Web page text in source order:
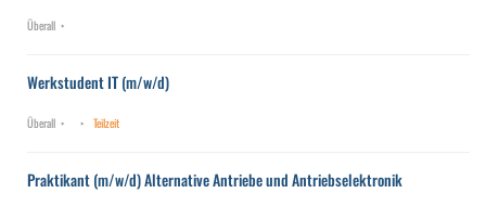
Überall
Werkstudent IT (m/w/d)
Überall Teilzeit
Praktikant (m/w/d) Alternative Antriebe und Antriebselektronik